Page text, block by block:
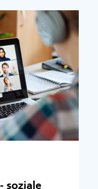
soziale